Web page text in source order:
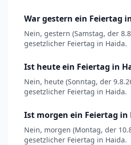
War gestern ein Feiertag
Nein, gestern (Samstag, der
gesetzlicher Feiertag in Haida.
Ist heute ein Feiertag in
Nein, heute (Sonntag, der
gesetzlicher Feiertag in Haida.
Ist morgen ein Feiertag in
Nein, morgen (Montag, der
gesetzlicher Feiertag in Haida.